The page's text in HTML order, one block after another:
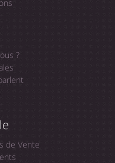
?
de Vente